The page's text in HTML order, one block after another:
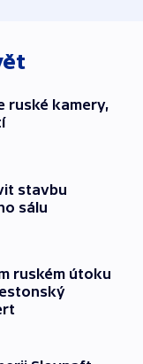
ruské kamery,
stavbu
sálu
ruském útoku